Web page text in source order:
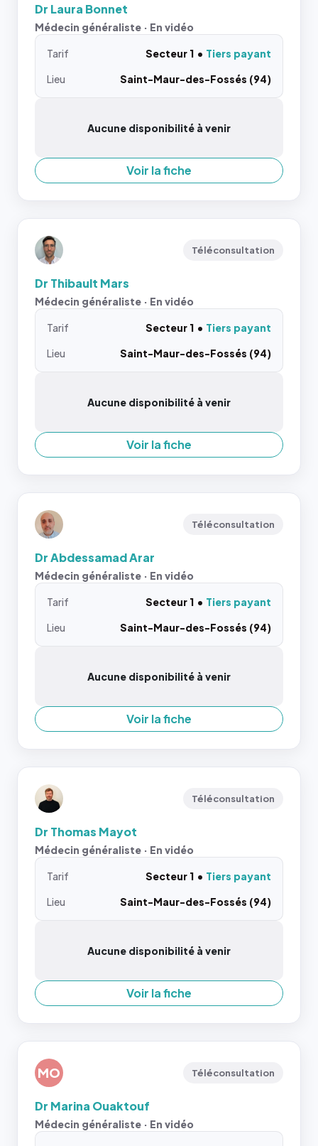
Dr Laura Bonnet
Médecin généraliste · En vidéo
Tarif Secteur 1
Tiers payant
Lieu
Saint-Maur-des-Fossés (94)
Aucune disponibilité à venir
Voir la fiche
Téléconsultation
Dr Thibault Mars
Médecin généraliste · En vidéo
Tarif Secteur 1
Tiers payant
Lieu
Saint-Maur-des-Fossés (94)
Aucune disponibilité à venir
Voir la fiche
Téléconsultation
Dr Abdessamad Arar
Médecin généraliste · En vidéo
Tarif Secteur 1
Tiers payant
Lieu
Saint-Maur-des-Fossés (94)
Aucune disponibilité à venir
Voir la fiche
Téléconsultation
Dr Thomas Mayot
Médecin généraliste · En vidéo
Tarif Secteur 1
Tiers payant
Lieu
Saint-Maur-des-Fossés (94)
Aucune disponibilité à venir
Voir la fiche
MO Téléconsultation
Dr Marina Ouaktouf
Médecin généraliste · En vidéo